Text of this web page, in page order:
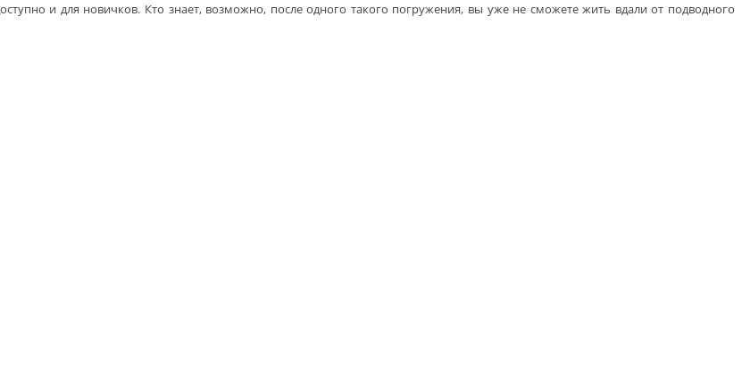
и для новичков. Кто знает, возможно, после одного такого погружения, вы уже не сможете жить вдали от подводного